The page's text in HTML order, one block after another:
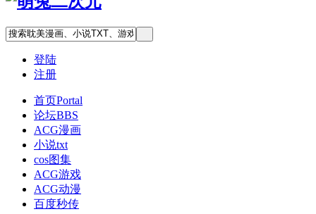
登陆
注册
首页Portal
论坛BBS
ACG漫画
小说txt
cos图集
ACG游戏
ACG动漫
百度秒传